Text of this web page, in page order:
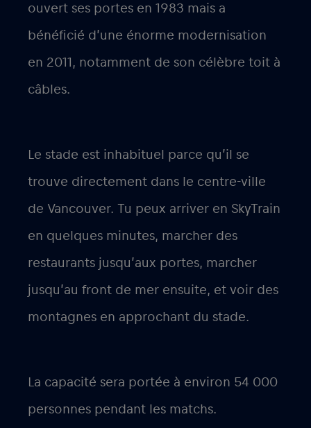
ouvert ses portes en 1983 mais a
bénéficié d’une énorme modernisation
en 2011, notamment de son célèbre toit à
câbles.
Le stade est inhabituel parce qu’il se
trouve directement dans le centre-ville
de Vancouver. Tu peux arriver en SkyTrain
en quelques minutes, marcher des
restaurants jusqu’aux portes, marcher
jusqu’au front de mer ensuite, et voir des
montagnes en approchant du stade.
La capacité sera portée à environ 54 000
personnes pendant les matchs.